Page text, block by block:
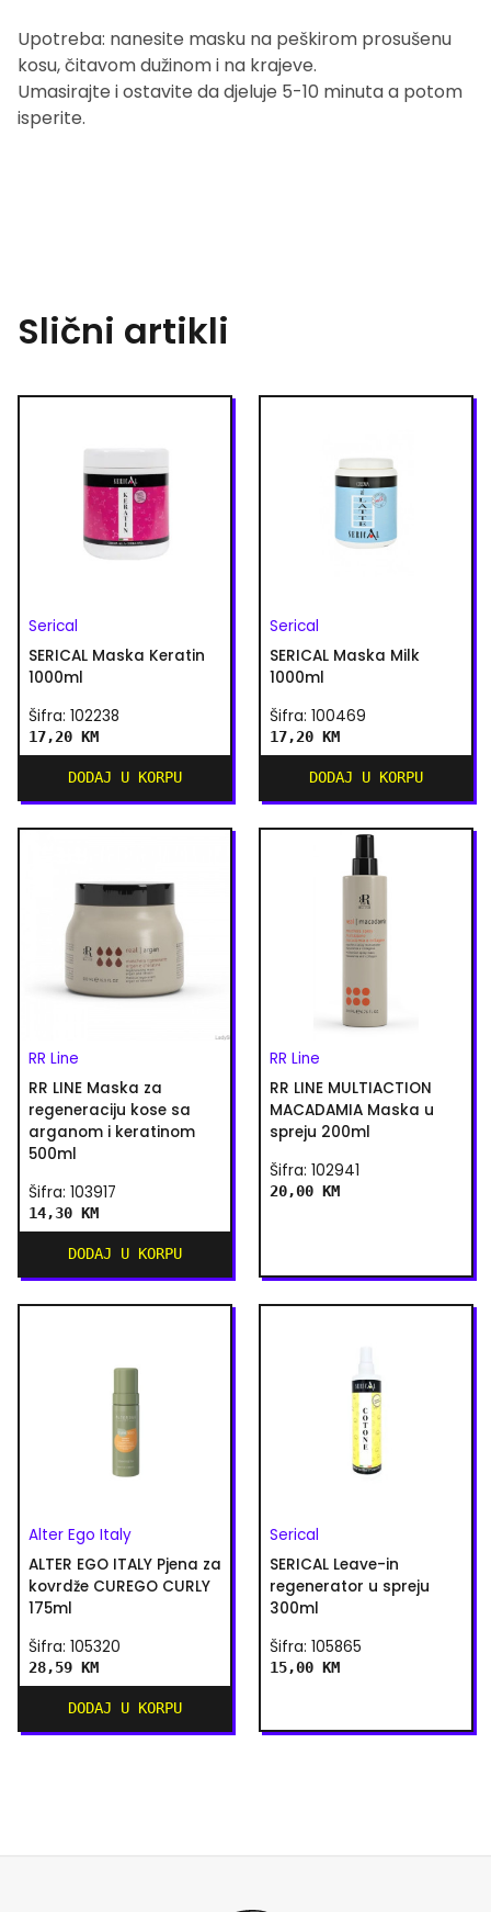
Upotreba: nanesite masku na peškirom prosušenu
kosu, čitavom dužinom i na krajeve.
Umasirajte i ostavite da djeluje 5-10 minuta a potom
isperite.
Slični artikli
Serical
SERICAL Maska Keratin
1000ml
Šifra: 102238
17,20 KM
DODAJ U KORPU
Serical
SERICAL Maska Milk
1000ml
Šifra: 100469
17,20 KM
DODAJ U KORPU
RR Line
RR LINE Maska za
regeneraciju kose sa
arganom i keratinom
500ml
Šifra: 103917
14,30 KM
DODAJ U KORPU
RR Line
RR LINE MULTIACTION
MACADAMIA Maska u
spreju 200ml
Šifra: 102941
20,00 KM
Alter Ego Italy
ALTER EGO ITALY Pjena za
kovrdže CUREGO CURLY
175ml
Šifra: 105320
28,59 KM
DODAJ U KORPU
Serical
SERICAL Leave-in
regenerator u spreju
300ml
Šifra: 105865
15,00 KM